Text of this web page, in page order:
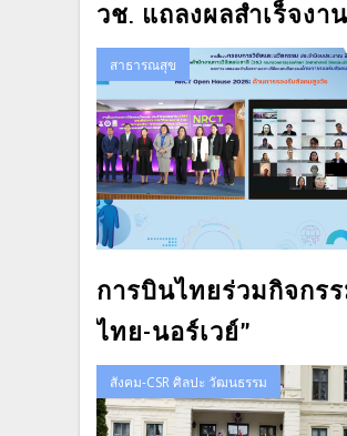
วช. แถลงผลสำเร็จง
สาธารณสุข
การบินไทยร่วมกิจกร
ไทย-นอร์เวย์”
สังคม-CSR ศิลปะ วัฒนธรรม